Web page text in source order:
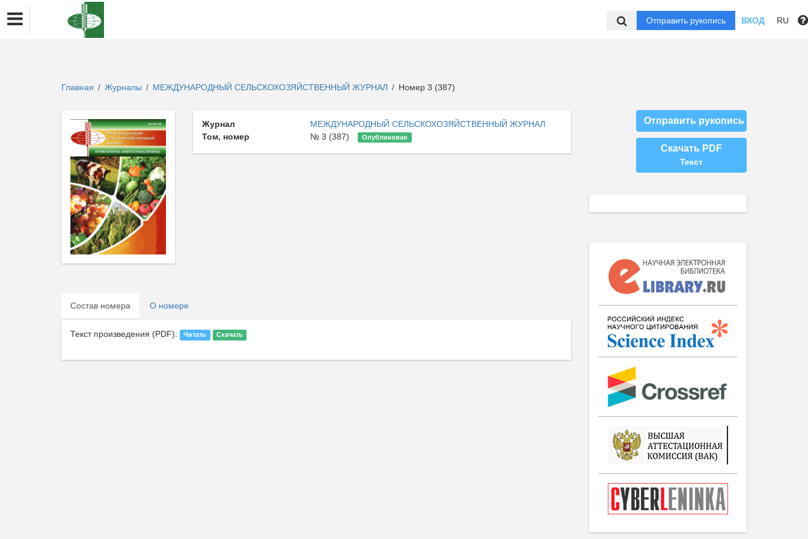
Отправить рукопись ВХОД RU
Главная / Журналы / МЕЖДУНАРОДНЫЙ СЕЛЬСКОХОЗЯЙСТВЕННЫЙ ЖУРНАЛ / Номер 3 (387)
Журнал
МЕЖДУНАРОДНЫЙ СЕЛЬСКОХОЗЯЙСТВЕННЫЙ ЖУРНАЛ
Том, номер
№ 3 (387) Опубликован
Состав номера О номере
Текст произведения (PDF): Читать Скачать
Отправить рукопись
Скачать PDF
Текст